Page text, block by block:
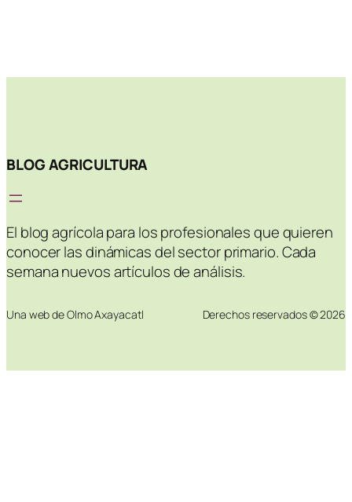
BLOG AGRICULTURA
El blog agrícola para los profesionales que quieren
conocer las dinámicas del sector primario. Cada
semana nuevos artículos de análisis.
Una web de Olmo Axayacatl Derechos reservados © 2026